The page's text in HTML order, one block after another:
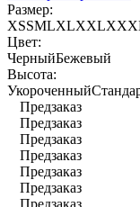
Размер:
XSSMLXLXXL
Цвет:
ЧерныйБежевый
Высота:
Укороченный
Предзаказ
Предзаказ
Предзаказ
Предзаказ
Предзаказ
Предзаказ
Предзаказ